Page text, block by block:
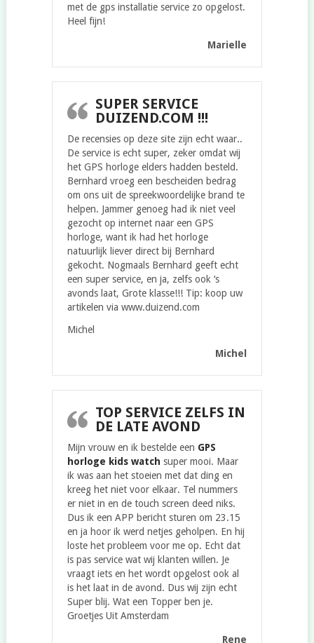
met de gps installatie service zo opgelost.
Heel fijn!
Marielle
SUPER SERVICE
DUIZEND.COM !!!
De recensies op deze site zijn echt waar..
De service is echt super, zeker omdat wij
het GPS horloge elders hadden besteld.
Bernhard vroeg een bescheiden bedrag
om ons uit de spreekwoordelijke brand te
helpen. Jammer genoeg had ik niet veel
gezocht op internet naar een GPS
horloge, want ik had het horloge
natuurlijk liever direct bij Bernhard
gekocht. Nogmaals Bernhard geeft echt
een super service, en ja, zelfs ook ‘s
avonds laat, Grote klasse!!! Tip: koop uw
artikelen via www.duizend.com
Michel
Michel
TOP SERVICE ZELFS IN
DE LATE AVOND
Mijn vrouw en ik bestelde een GPS
horloge kids watch super mooi. Maar
ik was aan het stoeien met dat ding en
kreeg het niet voor elkaar. Tel nummers
er niet in en de touch screen deed niks.
Dus ik een APP bericht sturen om 23.15
en ja hoor ik werd netjes geholpen. En hij
loste het probleem voor me op. Echt dat
is pas service wat wij klanten willen. Je
vraagt iets en het wordt opgelost ook al
is het laat in de avond. Dus wij zijn echt
Super blij. Wat een Topper ben je.
Groetjes Uit Amsterdam
Rene